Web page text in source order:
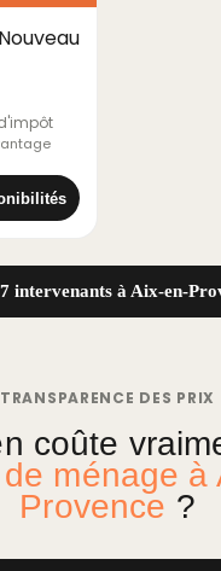
Nouveau
intervenants à Aix-en-
TRANSPARENCE DES PRIX
coûte
ménage à
Provence ?